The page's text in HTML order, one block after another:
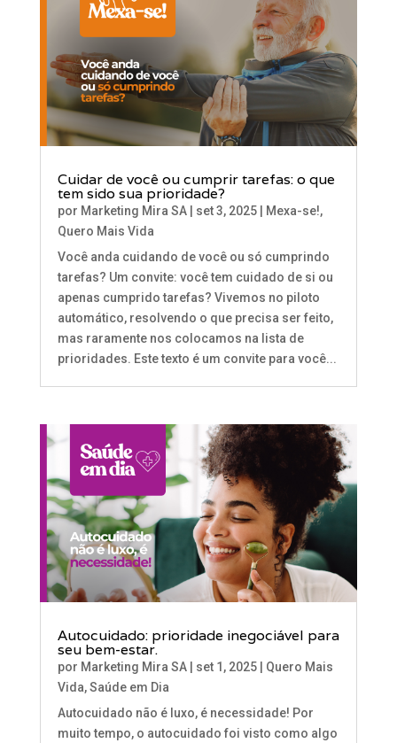
Cuidar de você ou cumprir tarefas: o que
tem sido sua prioridade?
por Marketing Mira SA| set 3, 2025| Mexa-se!,
Quero Mais Vida
Você anda cuidando de você ou só cumprindo
tarefas? Um convite: você tem cuidado de si ou
apenas cumprido tarefas? Vivemos no piloto
automático, resolvendo o que precisa ser feito,
mas raramente nos colocamos na lista de
prioridades. Este texto é um convite para você...
Autocuidado: prioridade inegociável para
seu bem-estar.
por Marketing Mira SA| set 1, 2025| Quero Mais
Vida,Saúde em Dia
Autocuidado não é luxo, é necessidade! Por
muito tempo, o autocuidado foi visto como algo